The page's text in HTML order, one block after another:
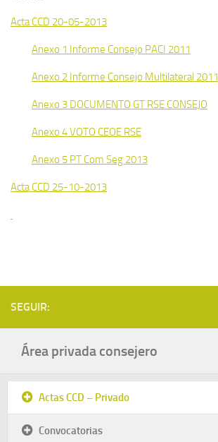
Acta CCD 20-05-2013
Anexo 1 Informe Consejo PACI 2011
Anexo 2 Informe Consejo Multilateral 2011
Anexo 3 DOCUMENTO GT RSE CONSEJO
Anexo 4 VOTO CEOE RSE
Anexo 5 PT Com Seg 2013
Acta CCD 25-10-2013
SEGUIR:
Área privada consejero
Actas CCD – Privado
Convocatorias